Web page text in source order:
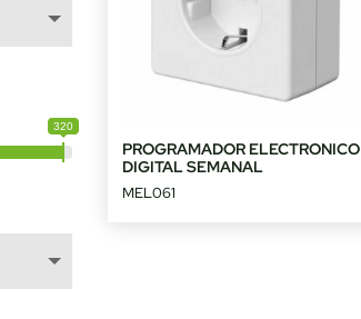
320
PROGRAMADOR ELECTRONICO
DIGITAL SEMANAL
MEL061